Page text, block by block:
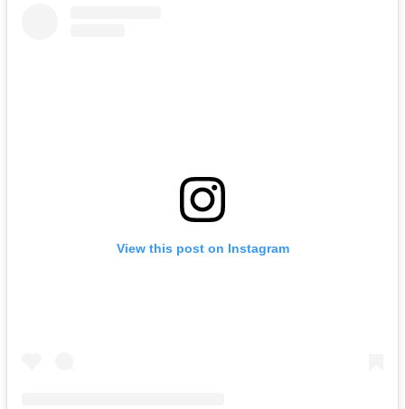
View this post on Instagram